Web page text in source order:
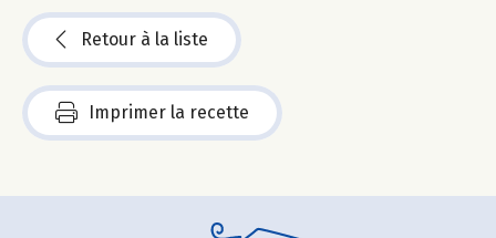
Retour à la liste
Imprimer la recette